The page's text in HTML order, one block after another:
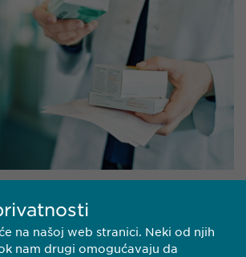
NAŠ PORTFOLIO
na našoj web stranici. Neki od njih
nam drugi omogućavaju da